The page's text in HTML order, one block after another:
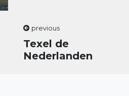
previous
Texel de
Nederlanden